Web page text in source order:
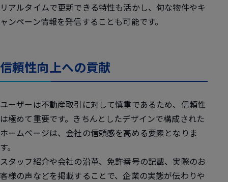
リアルタイムで更新できる特性も活かし、旬な物件やキ
ャンペーン情報を発信することも可能です。
信頼性向上への貢献
ユーザーは不動産取引に対して慎重であるため、信頼性
は極めて重要です。きちんとしたデザインで構成された
ホームページは、会社の信頼感を高める要素となりま
す。
スタッフ紹介や会社の沿革、免許番号の記載、実際のお
客様の声などを掲載することで、企業の実態が伝わりや